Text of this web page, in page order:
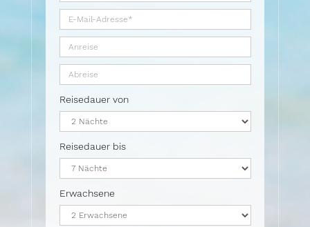
Mail-
Adresse
Anreise
Abreise
Reisedauer von
Reisedauer bis
Erwachsene